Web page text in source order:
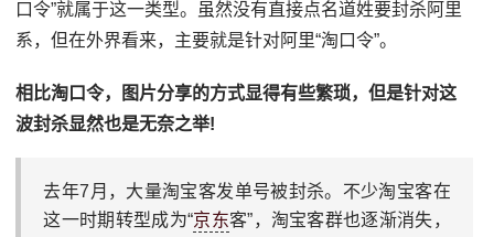
口令”就属于这一类型。虽然没有直接点名道姓要封杀阿里
系，但在外界看来，主要就是针对阿里“淘口令”。
相比淘口令，图片分享的方式显得有些繁琐，但是针对这
波封杀显然也是无奈之举!
去年7月，大量淘宝客发单号被封杀。不少淘宝客在
这一时期转型成为“京东客”，淘宝客群也逐渐消失，